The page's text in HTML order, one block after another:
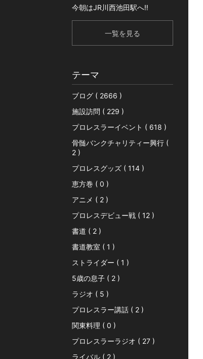
今朝はJR川西池田駅へ‼️
一覧を見る
テーマ
ブログ ( 2666 )
施設訪問 ( 229 )
プロレスラーイベント ( 618 )
骨髄バンクチャリティー興行 (
2 )
プロレスグッズ ( 114 )
恵方巻 ( 0 )
アニメ ( 2 )
プロレスデビュー戦 ( 12 )
書道 ( 2 )
書道教室 ( 1 )
ストライダー ( 1 )
5歳の息子 ( 2 )
ラジオ ( 5 )
プロレスラー講話 ( 2 )
関東料理 ( 0 )
プロレスラーラジオ ( 27 )
ライバル ( 2 )